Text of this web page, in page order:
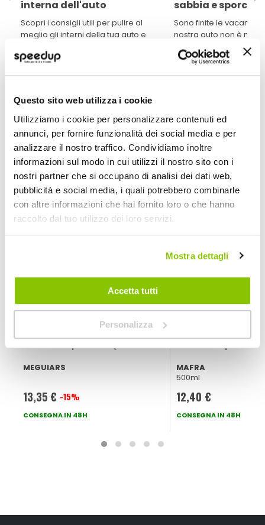
Questo sito web utilizza i cookie
Utilizziamo i cookie per personalizzare contenuti ed
annunci, per fornire funzionalità dei social media e per
analizzare il nostro traffico. Condividiamo inoltre
informazioni sul modo in cui utilizzi il nostro sito con i
nostri partner che si occupano di analisi dei dati web,
pubblicità e social media, i quali potrebbero combinarle
con altre informazioni che hai fornito loro o che hanno
raccolto dal tuo utilizzo dei loro servizi.
Mostra dettagli
Accetta tutti
Personalizza
interna dell'auto
Scopri i consigli utili per pulire al
meglio gli interni della tua auto e
sabbia e sporco?
Sono finite le vacanze
nostra auto non è mai
sporca di carte,
polvere. Con questa
POTREBBERO INTERESSARTI
Miglior Prezzo
Cruscotto pulitore Quik Interior Detailer - MEGUIARS
MEGUIARS
Prezzo
speciale
13,35 € -15%
CONSEGNA IN 48H
Nuovi arrivi
Cruscotto pulitore
MAFRA
500ml
12,40 €
CONSEGNA IN 48H